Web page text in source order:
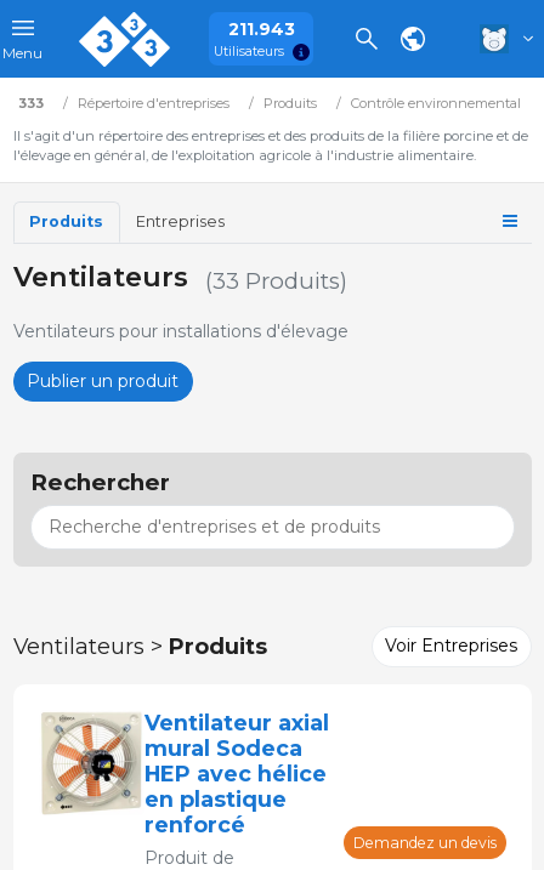
Menu
211.943
Utilisateurs
333 Répertoire d'entreprises Produits
Contrôle environnemental
Il s'agit d'un répertoire des entreprises et des produits de la filière porcine et de
l'élevage en général, de l'exploitation agricole à l'industrie alimentaire.
Produits Entreprises
Ventilateurs (33 Produits)
Ventilateurs pour installations d'élevage
Publier un produit
Rechercher
Ventilateurs > Produits Voir Entreprises
Ventilateur axial
mural Sodeca
HEP avec hélice
en plastique
renforcé
Produit de
Demandez un devis